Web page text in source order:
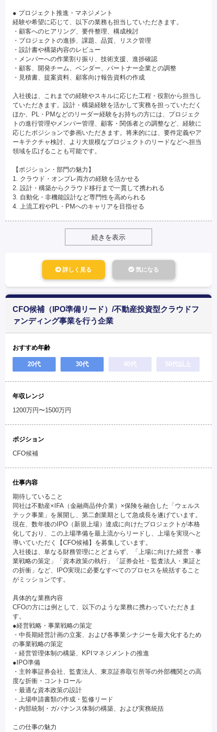
● プロジェクト推進・マネジメント
経験や希望に応じて、以下の業務も担当していただきます。
・顧客へのヒアリング、要件整理、構成検討
・プロジェクトの進捗、課題、品質、リスク管理
・設計書や構築内容のレビュー
・メンバーへの作業割り振り、技術支援、進捗確認
・顧客、開発チーム、ベンダー、パートナー企業との調整
・見積書、提案資料、顧客向け報告資料の作成
入社後は、これまでの経験やスキルに応じた工程・役割から担当し
ていただきます。設計・構築経験を活かして実務を担っていただく
ほか、PL・PMなどのリーダー経験をお持ちの方には、プロジェク
トの進行管理やメンバー管理、顧客・関係者との調整など、経験に
応じたポジションで参画いただきます。将来的には、要件定義やア
ーキテクチャ検討、より大規模なプロジェクトのリードなどへ担当
領域を広げることも可能です。
【ポジション・部門の魅力】
1. クラウド・オンプレ両方の経験を活かせる
2. 設計・構築からクラウド移行まで一貫して携われる
3. 自動化・非機能設計など専門性を高められる
4. 上流工程やPL・PMへのキャリアを目指せる
続きを表示
詳しく見る 気になる
CFO候補（IPO準備リード）/不動産投資型クラウドフ
ァンディング事業を行う企業
おすすめ年齢
20代 30代 40代 50代以上
年収レンジ
1200万円〜1500万円
ポジション
CFO候補
仕事内容
期待していること
同社は不動産×IFA（金融商品仲介業）×保険を融合した「ウェルス
テック事業」を展開し、第二創業期として急成長を遂げています。
現在、数年後のIPO（新規上場）達成に向けたプロジェクトが本格
化しており、この上場準備を最上流からリードし、上場を実現へと
導いていただく【CFO候補】を募集しています。
入社後は、単なる財務管理にとどまらず、「上場に向けた経営・事
業戦略の策定」「資本政策の執行」「証券会社・監査法人・東証と
の折衝」など、IPO実現に必要なすべてのプロセスを統括すること
がミッションです。
具体的な業務内容
CFOの方には例として、以下のような業務に携わっていただきま
す。
●経営戦略・事業戦略の策定
・中長期経営計画の立案、および各事業シナジーを最大化するため
の事業戦略の策定
・経営管理体制の構築、KPIマネジメントの推進
●IPO準備
・主幹事証券会社、監査法人、東京証券取引所等の外部機関との高
度な折衝・コントロール
・最適な資本政策の設計
・上場申請書類の作成・監修リード
・内部統制・ガバナンス体制の構築、および実務統括
この仕事の魅力